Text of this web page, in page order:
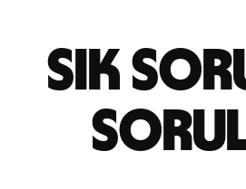
Sık